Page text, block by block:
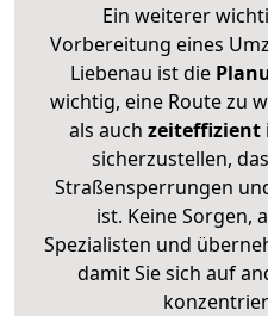
Ein weiterer
Vorbereitung eines
Liebenau ist die
wichtig, eine Route zu
als auch zeiteffizient
sicherzustellen,
Straßensperrungen
ist. Keine Sorgen,
Spezialisten und
damit Sie sich auf